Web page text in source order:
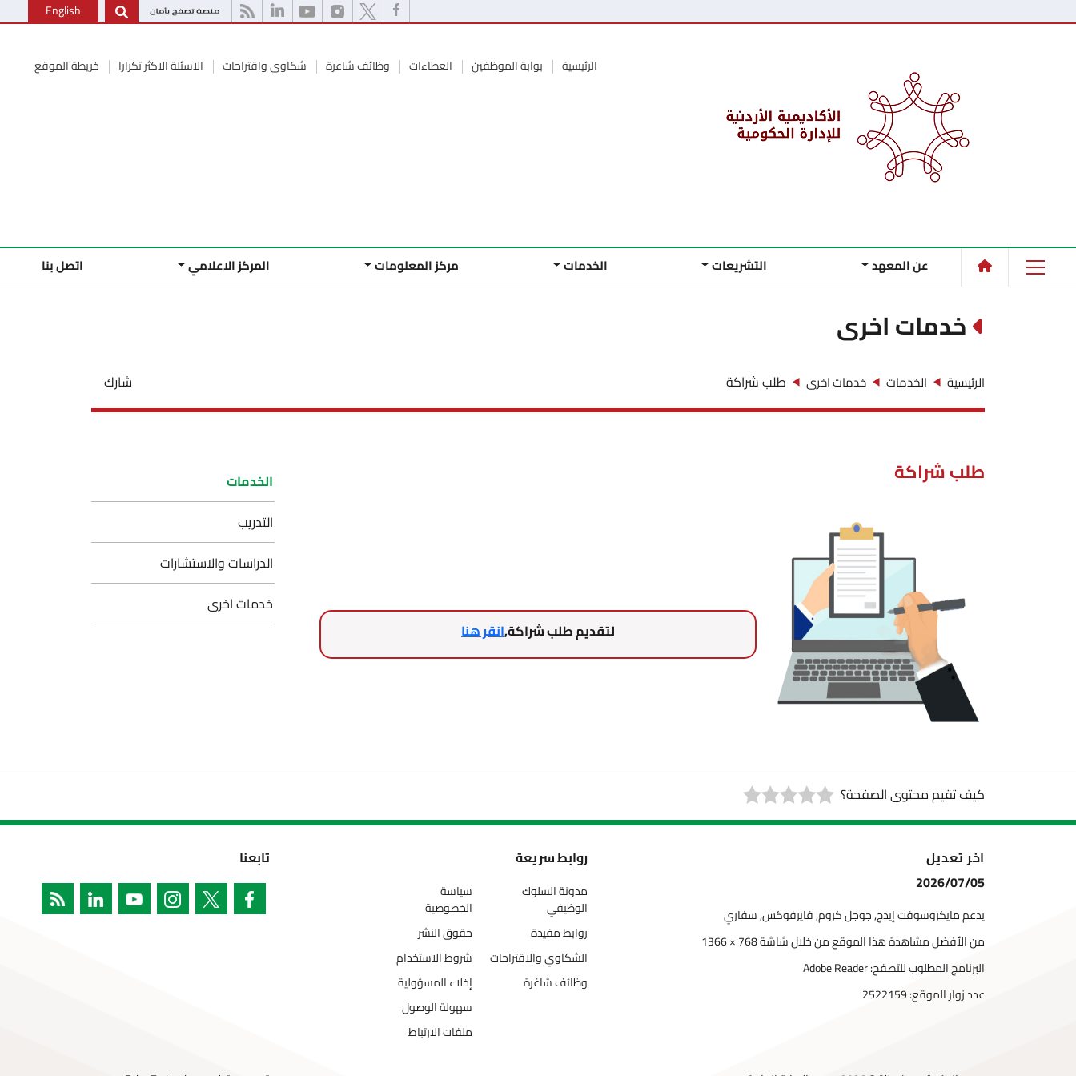
English
الرئيسية بوابة الموظفين العطاءات وظائف شاغرة شكاوى واقتراحات الاسئلة الاكثر تكرارا خريطة الموقع
عن المعهد التشريعات الخدمات مركز المعلومات المركز الاعلامي اتصل بنا
خدمات اخرى
الرئيسية الخدمات خدمات اخرى طلب شراكة شارك
طلب شراكة
لتقديم طلب شراكة,انقر هنا
الخدمات
التدريب
الدراسات والاستشارات
خدمات اخرى
كيف تقيم محتوى الصفحة؟
اخر تعديل
2026/07/05
يدعم مايكروسوفت إيدج, جوجل كروم, فايرفوكس, سفاري
من الأفضل مشاهدة هذا الموقع من خلال شاشة 768 × 1366
البرنامج المطلوب للتصفح: Adobe Reader
عدد زوار الموقع:2522159
روابط سريعة
مدونة السلوك
الوظيفي
روابط مفيدة
الشكاوي والاقتراحات
وظائف شاغرة
سياسة
الخصوصية
حقوق النشر
شروط الاستخدام
إخلاء المسؤولية
سهولة الوصول
ملفات الارتباط
تابعنا